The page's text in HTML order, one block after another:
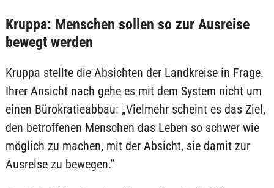
Kruppa: Menschen sollen so zur Ausreise
bewegt werden
Kruppa stellte die Absichten der Landkreise in Frage.
Ihrer Ansicht nach gehe es mit dem System nicht um
einen Bürokratieabbau: „Vielmehr scheint es das Ziel,
den betroffenen Menschen das Leben so schwer wie
möglich zu machen, mit der Absicht, sie damit zur
Ausreise zu bewegen.“